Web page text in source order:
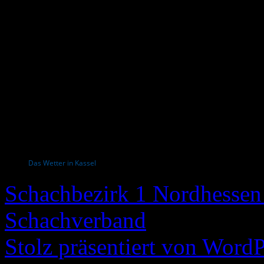
Das Wetter in Kassel
Schachbezirk 1
Schachverband
Stolz präsentiert von